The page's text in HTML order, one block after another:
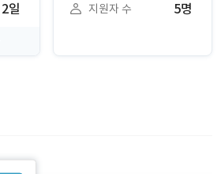
2일 지원자 수 5명